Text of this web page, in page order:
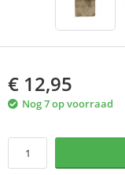
€ 12,95
Nog 7 op voorraad